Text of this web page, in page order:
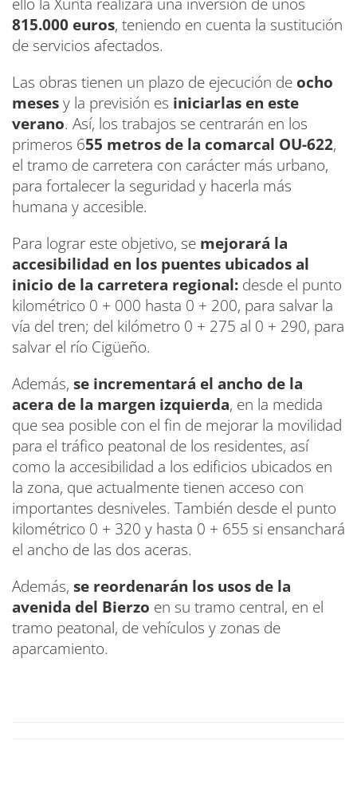
815.000 euros, teniendo en cuenta la sustitución
de servicios afectados.
Las obras tienen un plazo de ejecución de ocho
mesesy la previsión es iniciarlas en este
verano. Así, los trabajos se centrarán en los
primeros 655 metros de la comarcal OU-622,
el tramo de carretera con carácter más urbano,
para fortalecer la seguridad y hacerla más
humana y accesible.
Para lograr este objetivo, se mejorará la
accesibilidad en los puentes ubicados al
inicio de la carretera regional: desde el punto
kilométrico 0 + 000 hasta 0 + 200, para salvar la
vía del tren; del kilómetro 0 + 275 al 0 + 290, para
salvar el río Cigüeño.
Además, se incrementará el ancho de la
acera de la margen izquierda, en la medida
que sea posible con el fin de mejorar la movilidad
para el tráfico peatonal de los residentes, así
como la accesibilidad a los edificios ubicados en
la zona, que actualmente tienen acceso con
importantes desniveles. También desde el punto
kilométrico 0 + 320 y hasta 0 + 655 si ensanchará
el ancho de las dos aceras.
Además, se reordenarán los usos de la
avenida del Bierzo en su tramo central, en el
tramo peatonal, de vehículos y zonas de
aparcamiento.